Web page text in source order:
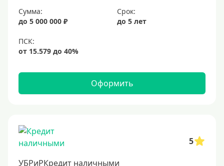
Сумма:
до 5 000 000 ₽
Срок:
до 5 лет
Оформить
5
УБРиРКредит наличными